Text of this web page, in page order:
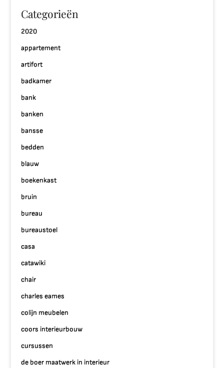
Categorieën
2020
appartement
artifort
badkamer
bank
banken
bansse
bedden
blauw
boekenkast
bruin
bureau
bureaustoel
casa
catawiki
chair
charles eames
colijn meubelen
coors interieurbouw
cursussen
de boer maatwerk in interieur